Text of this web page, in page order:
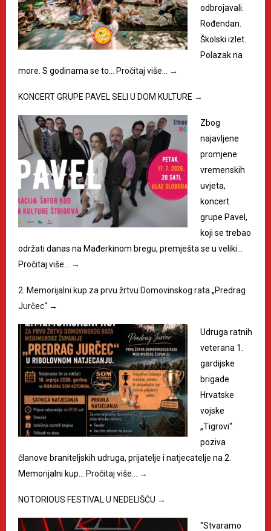
odbrojavali.
Rođendan.
Školski izlet.
Polazak na
more. S godinama se to… Pročitaj više… →
KONCERT GRUPE PAVEL SELI U DOM KULTURE →
Zbog
najavljene
promjene
vremenskih
uvjeta,
koncert
grupe Pavel,
koji se trebao
održati danas na Mađerkinom bregu, premješta se u veliki…
Pročitaj više… →
2. Memorijalni kup za prvu žrtvu Domovinskog rata „Predrag
Jurčec“ →
Udruga ratnih
veterana 1.
gardijske
brigade
Hrvatske
vojske
„Tigrovi“
poziva
članove braniteljskih udruga, prijatelje i natjecatelje na 2.
Memorijalni kup… Pročitaj više… →
NOTORIOUS FESTIVAL U NEDELIŠĆU →
"Stvaramo